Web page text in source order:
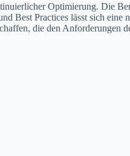
Optimierung. Die
Best Practices lässt sich eine
die den Anforderungen